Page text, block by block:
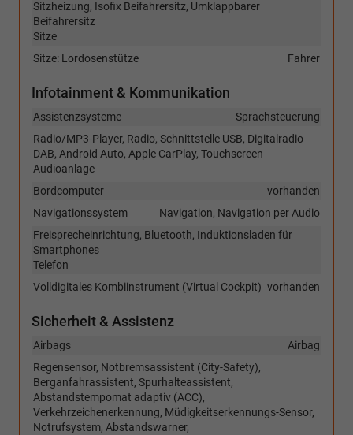
Sitzheizung, Isofix Beifahrersitz, Umklappbarer
Beifahrersitz
Sitze
Fahrer
Sitze: Lordosenstütze
Infotainment & Kommunikation
Sprachsteuerung
Assistenzsysteme
Radio/MP3-Player, Radio, Schnittstelle USB, Digitalradio
DAB, Android Auto, Apple CarPlay, Touchscreen
Audioanlage
vorhanden
Bordcomputer
Navigation, Navigation per Audio
Navigationssystem
Freisprecheinrichtung, Bluetooth, Induktionsladen für
Smartphones
Telefon
vorhanden
Volldigitales Kombiinstrument (Virtual Cockpit)
Sicherheit & Assistenz
Airbag
Airbags
Regensensor, Notbremsassistent (City-Safety),
Berganfahrassistent, Spurhalteassistent,
Abstandstempomat adaptiv (ACC),
Verkehrzeichenerkennung, Müdigkeitserkennungs-Sensor,
Notrufsystem, Abstandswarner,